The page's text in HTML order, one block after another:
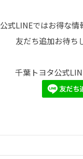
公式LINEではお得な情
友だち追加お待ち
千葉トヨタ公式